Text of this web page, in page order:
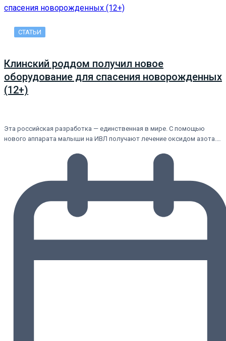
СТАТЬИ
Клинский роддом получил новое
оборудование для спасения новорожденных
(12+)
Эта российская разработка — единственная в мире. С помощью
нового аппарата малыши на ИВЛ получают лечение оксидом азота.…